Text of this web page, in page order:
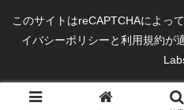
このサイトはreCAPTCHAによっ
イバシーポリシーと利用規約